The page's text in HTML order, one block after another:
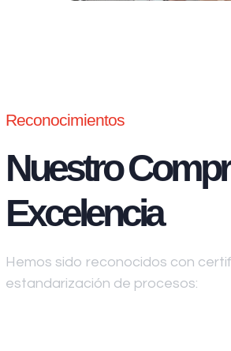
Reconocimientos
Nuestro
Excelencia
Hemos sido reconocidos con
estandarización de procesos: